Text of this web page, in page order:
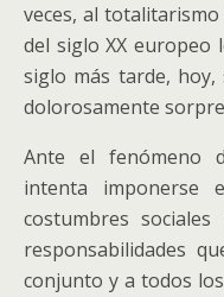
veces, al
del siglo XX europeo
siglo más tarde, hoy,
dolorosamente
Ante el fenómeno
intenta imponerse
costumbres
responsabilidades
conjunto y a todos